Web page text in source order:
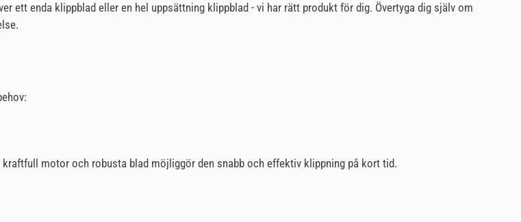
ett enda klippblad eller en hel uppsättning klippblad - vi har rätt produkt för dig. Övertyga dig själv om
motor och robusta blad möjliggör den snabb och effektiv klippning på kort tid.